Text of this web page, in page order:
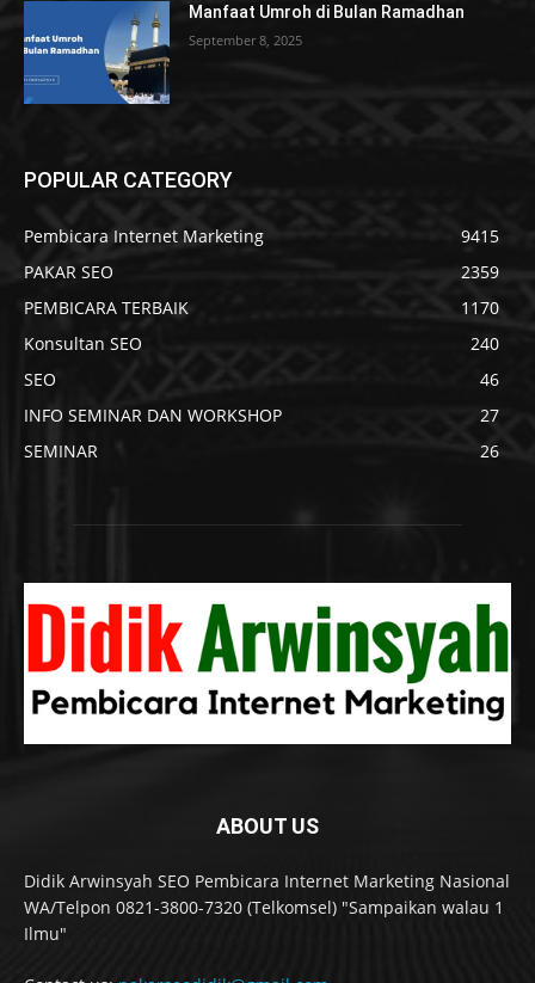
Manfaat Umroh di Bulan Ramadhan
September 8, 2025
POPULAR CATEGORY
Pembicara Internet Marketing
9415
PAKAR SEO
2359
PEMBICARA TERBAIK
1170
Konsultan SEO
240
SEO
46
INFO SEMINAR DAN WORKSHOP
27
SEMINAR
26
ABOUT US
Didik Arwinsyah SEO Pembicara Internet Marketing Nasional
WA/Telpon 0821-3800-7320 (Telkomsel) "Sampaikan walau 1
Ilmu"